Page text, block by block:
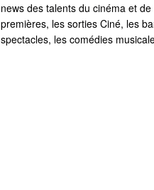
news des talents du cinéma et
premières, les sorties Ciné, les
spectacles, les comédies